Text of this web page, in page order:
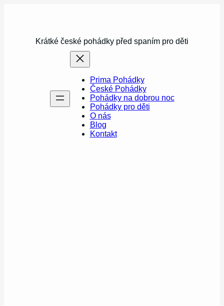
Krátké české pohádky před spaním pro děti
Prima Pohádky
České Pohádky
Pohádky na dobrou noc
Pohádky pro děti
O nás
Blog
Kontakt